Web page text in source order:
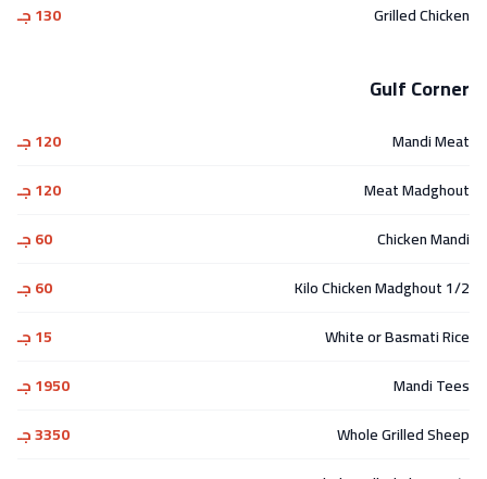
Grilled Chicken
130 جـ
Gulf Corner
Mandi Meat
120 جـ
Meat Madghout
120 جـ
Chicken Mandi
60 جـ
1/2 Kilo Chicken Madghout
60 جـ
White or Basmati Rice
15 جـ
Mandi Tees
1950 جـ
Whole Grilled Sheep
3350 جـ